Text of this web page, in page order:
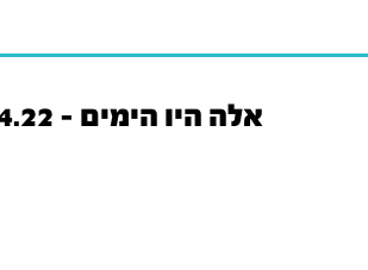
אלה היו הימים - 16.04.22